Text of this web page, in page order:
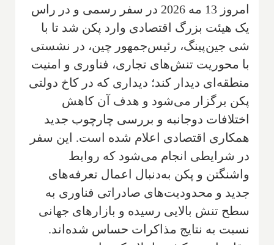
امروز 13 مه 2026 در سفر رسمی و در راس
یک هیئت بزرگ اقتصادی وارد پکن شد تا با
شی جین‌پینگ، رئیس‌جمهور چین، در نشستی
با محوریت تنش‌های تجاری، فناوری و امنیت
منطقه‌ای دیدار کند؛ دیداری که در کاخ دولتی
پکن برگزار می‌شود و هدف آن کاهش
اختلافات دوجانبه و بررسی چارچوب جدید
همکاری اقتصادی اعلام شده است. این سفر
در شرایطی انجام می‌شود که روابط
واشنگتن و پکن به‌دنبال اعمال تعرفه‌های
جدید و محدودیت‌های صادراتی فناوری به
سطح تنش بالایی رسیده و بازارهای جهانی
نسبت به نتایج مذاکرات حساس شده‌اند.